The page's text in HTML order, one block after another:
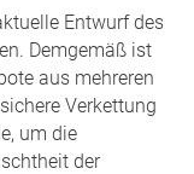
Entwurf des
Demgemäß ist
aus mehreren
Verkettung
um die
der